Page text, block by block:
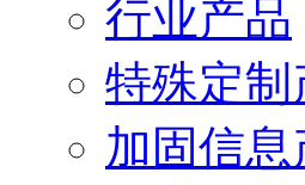
行业产品
特殊定制
加固信息